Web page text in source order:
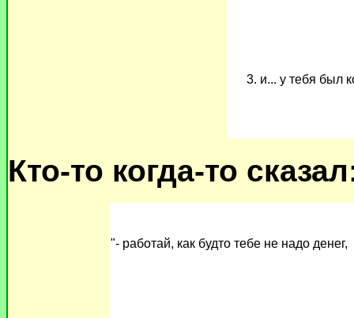
и... у тебя был
Кто-то когда-то
"- работай, как будто тебе не надо денег,